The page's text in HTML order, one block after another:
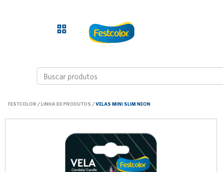
FESTCOLOR /LINHA DE PRODUTOS /VELAS MINI SLIM NEON